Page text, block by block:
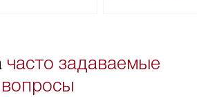
в условиях
часто задаваемые
вопросы